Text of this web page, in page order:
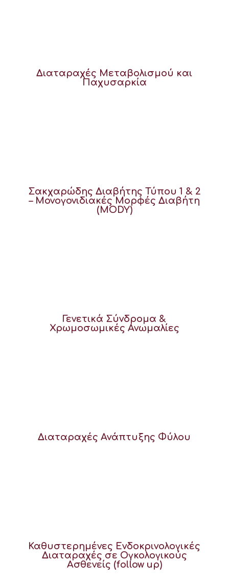
Διαταραχές Μεταβολισμού και
Παχυσαρκία
Σακχαρώδης Διαβήτης Τύπου 1 & 2
– Μονογονιδιακές Μορφές Διαβήτη
(MODY)
Γενετικά Σύνδρομα &
Χρωμοσωμικές Ανωμαλίες
Διαταραχές Ανάπτυξης Φύλου
Καθυστερημένες Ενδοκρινολογικές
Διαταραχές σε Ογκολογικούς
Ασθενείς (follow up)